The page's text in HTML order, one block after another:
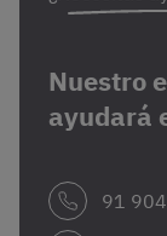
Nuestro
ayudará
91